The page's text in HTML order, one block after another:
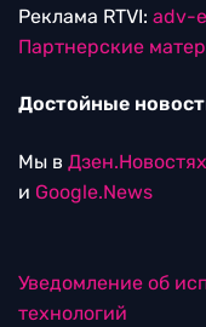
Реклама RTVI: adv-
Партнерские
Достойные
Мы в Дзен.Новостях
и Google.News
Уведомление об
технологий